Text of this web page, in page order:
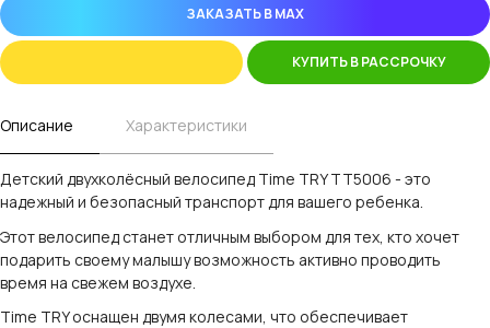
ЗАКАЗАТЬ В MAX
КУПИТЬ В РАССРОЧКУ
Описание Характеристики
Детский двухколёсный велосипед Time TRY TT5006 - это
надежный и безопасный транспорт для вашего ребенка.
Этот велосипед станет отличным выбором для тех, кто хочет
подарить своему малышу возможность активно проводить
время на свежем воздухе.
Time TRY оснащен двумя колесами, что обеспечивает